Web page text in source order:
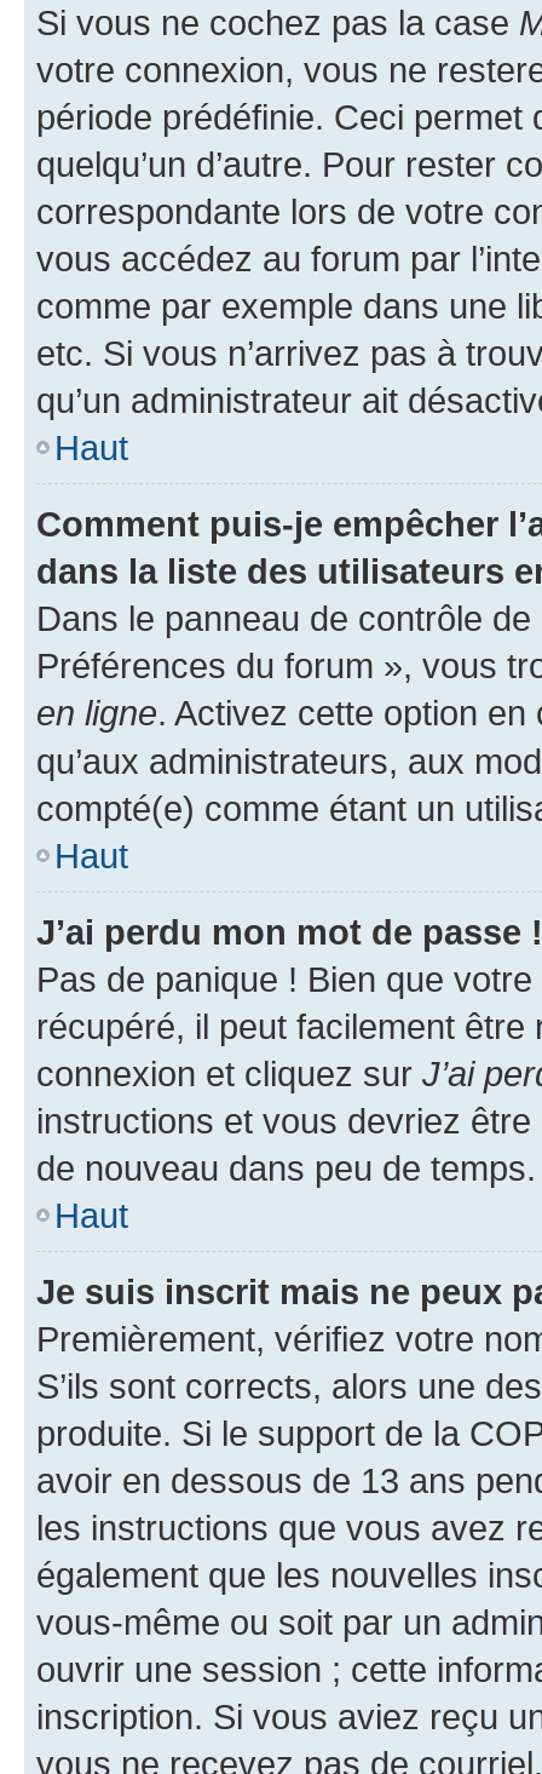
Si vous ne cochez pas la case
votre connexion, vous ne
période prédéfinie. Ceci permet
quelqu’un d’autre. Pour rester
correspondante lors de votre
vous accédez au forum par
comme par exemple dans une
etc. Si vous n’arrivez pas à
qu’un administrateur ait
Haut
Comment puis-je empêcher
dans la liste des utilisateurs
Dans le panneau de contrôle
Préférences du forum », vous
en ligne. Activez cette option
qu’aux administrateurs, aux
compté(e) comme étant un
Haut
J’ai perdu mon mot de passe !
Pas de panique ! Bien que
récupéré, il peut facilement
connexion et cliquez sur J’ai
instructions et vous devriez
de nouveau dans peu de temps.
Haut
Je suis inscrit mais ne peux
Premièrement, vérifiez votre
S’ils sont corrects, alors une
produite. Si le support de la
avoir en dessous de 13 ans
les instructions que vous avez
également que les nouvelles
vous-même ou soit par un
ouvrir une session ; cette
inscription. Si vous aviez reçu
vous ne recevez pas de